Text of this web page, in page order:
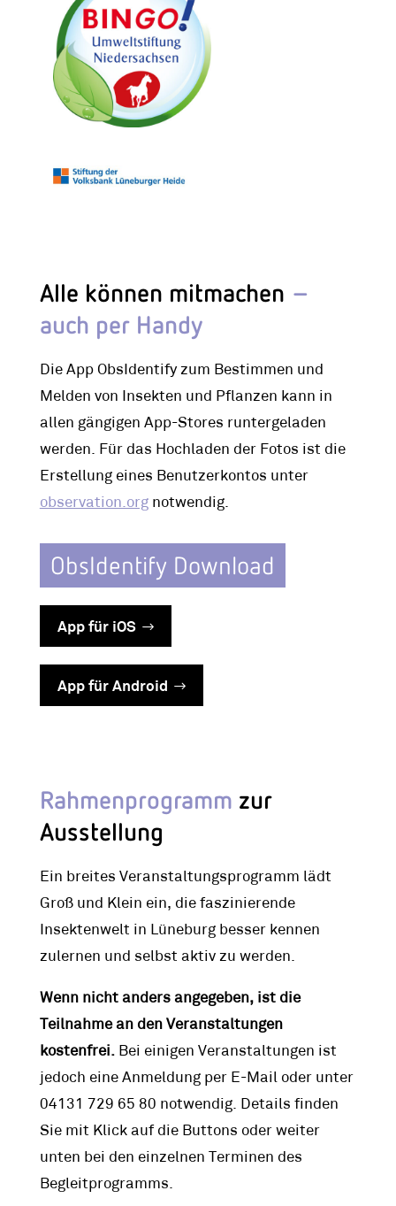
Alle können mitmachen –
auch per Handy
Die App ObsIdentify zum Bestimmen und
Melden von Insekten und Pflanzen kann in
allen gängigen App-Stores runtergeladen
werden. Für das Hochladen der Fotos ist die
Erstellung eines Benutzerkontos unter
observation.orgnotwendig.
ObsIdentify Download
App für iOS
App für Android
Rahmenprogramm zur
Ausstellung
Ein breites Veranstaltungsprogramm lädt
Groß und Klein ein, die faszinierende
Insektenwelt in Lüneburg besser kennen
zulernen und selbst aktiv zu werden.
Wenn nicht anders angegeben, ist die
Teilnahme an den Veranstaltungen
kostenfrei. Bei einigen Veranstaltungen ist
jedoch eine Anmeldung per E-Mail oder unter
04131 729 65 80 notwendig. Details finden
Sie mit Klick auf die Buttons oder weiter
unten bei den einzelnen Terminen des
Begleitprogramms.